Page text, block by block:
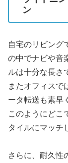
ン
自宅のリビング
の中でナビや音
ルは十分な長さ
またオフィスで
ータ転送も素早
このようにどこ
タイルにマッチ
さらに、耐久性